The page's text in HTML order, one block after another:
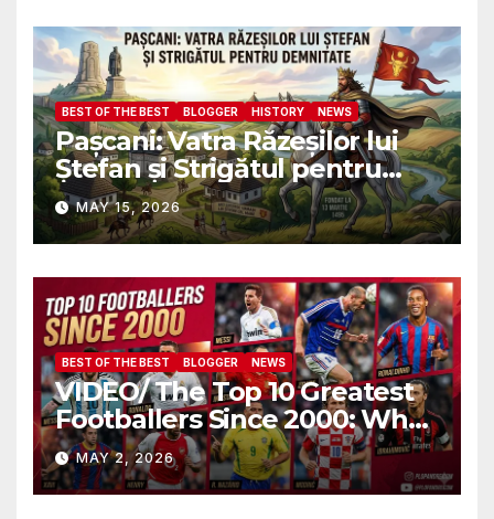
военных атташе НАТО?
BEST OF THE BEST BLOGGER HISTORY NEWS
Pașcani: Vatra Răzeșilor lui
Ștefan și Strigătul pentru
Demnitate în Fața
Amalgamării
MAY 15, 2026
BEST OF THE BEST BLOGGER NEWS
VIDEO/ The Top 10 Greatest
Footballers Since 2000: Who
Is Number One
MAY 2, 2026